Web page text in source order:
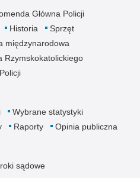
Główna Policji
Historia
Sprzęt
międzynarodowa
Rzymskokatolickiego
Wybrane statystyki
Raporty Opinia publiczna
sądowe